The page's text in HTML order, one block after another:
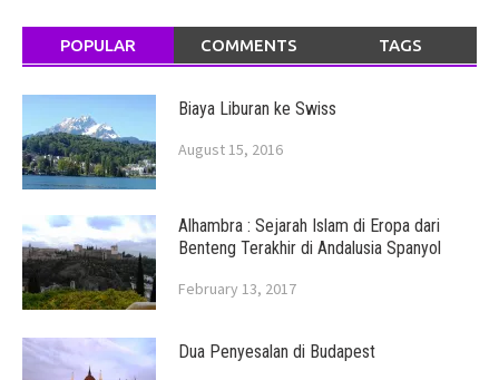
POPULAR COMMENTS TAGS
Biaya Liburan ke Swiss
August 15, 2016
Alhambra : Sejarah Islam di Eropa dari
Benteng Terakhir di Andalusia Spanyol
February 13, 2017
Dua Penyesalan di Budapest